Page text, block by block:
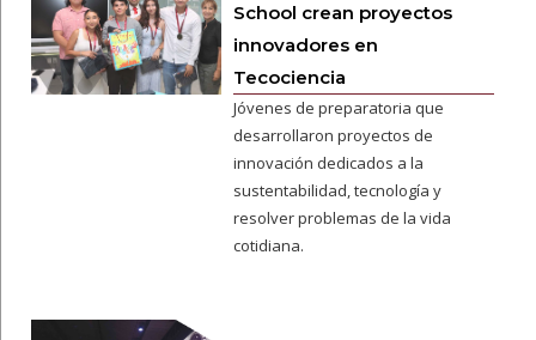
School crean proyectos
innovadores en
Tecociencia
Jóvenes de preparatoria que
desarrollaron proyectos de
innovación dedicados a la
sustentabilidad, tecnología y
resolver problemas de la vida
cotidiana.